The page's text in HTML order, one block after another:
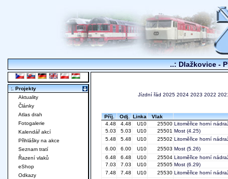
..: Dlažkovice -
Jízdní řád 2025 2024 2023 2022
Příj. Odj. Linka
Vlak
4.48
4.48 U10 25500 Litoměřice horní
5.03
5.03 U10 25501 Most (4.25)
5.48
5.48 U10 25502 Litoměřice horní
6.00
6.00 U10 25503 Most (5.26)
6.48
6.48 U10 25504 Litoměřice horní
7.03
7.03 U10 25505 Most (6.29)
7.48
7.48 U10 25530 Litoměřice horní
:. Projekty
Aktuality
Články
Atlas drah
Fotogalerie
Kalendář akcí
Přihlášky na akce
Seznam tratí
Řazení vlaků
eShop
Odkazy